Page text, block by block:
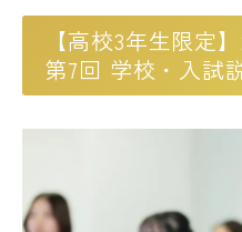
【高校3年生限定
第7回 学校・入試